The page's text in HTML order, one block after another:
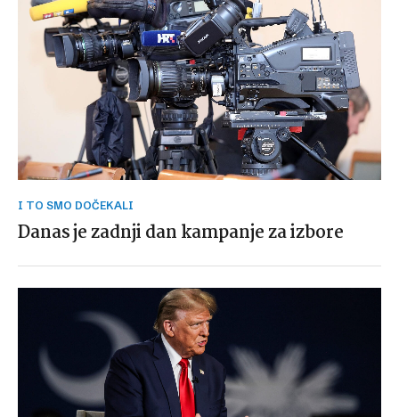
I TO SMO DOČEKALI
Danas je zadnji dan kampanje za izbore